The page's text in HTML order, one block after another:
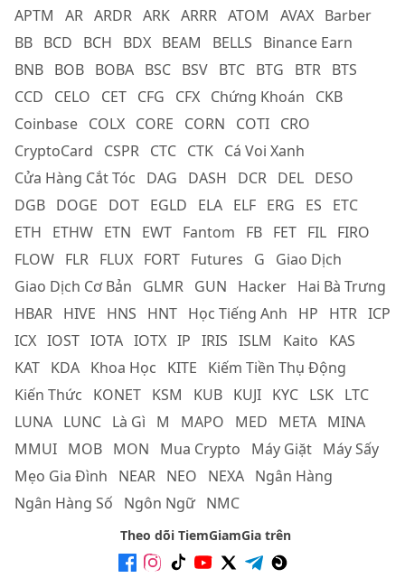
APTM
AR ARDR ARK ARRR ATOM AVAX Barber
BB BCD BCH BDX BEAM BELLS
Binance Earn
BNB BOB BOBA BSC BSV BTC BTG BTR BTS
CCD
CELO CET CFG CFX Chứng Khoán
CKB
Coinbase COLX CORE CORN COTI CRO
CryptoCard
CSPR CTC CTK Cá Voi Xanh
Cửa Hàng Cắt Tóc
DAG DASH DCR DEL DESO
DGB DOGE DOT EGLD ELA ELF ERG ES
ETC
ETH
ETHW ETN EWT Fantom FB FET FIL FIRO
FLOW FLR FLUX FORT Futures G
Giao Dịch
Giao Dịch Cơ Bản
GLMR GUN Hacker Hai Bà Trưng
HBAR HIVE HNS HNT Học Tiếng Anh HP HTR ICP
ICX IOST IOTA IOTX IP IRIS ISLM Kaito
KAS
KAT KDA Khoa Học KITE
Kiếm Tiền Thụ Động
Kiến Thức
KONET KSM KUB KUJI KYC LSK LTC
LUNA LUNC Là Gì M MAPO MED META MINA
MMUI MOB MON Mua Crypto Máy Giặt Máy Sấy
Mẹo Gia Đình
NEAR NEO NEXA Ngân Hàng
Ngân Hàng Số
Ngôn Ngữ NMC
Theo dõi TiemGiamGia trên